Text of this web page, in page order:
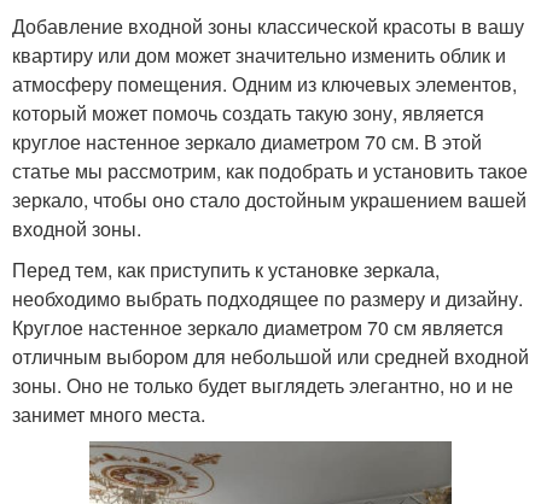
Добавление входной зоны классической красоты в вашу
квартиру или дом может значительно изменить облик и
атмосферу помещения. Одним из ключевых элементов,
который может помочь создать такую зону, является
круглое настенное зеркало диаметром 70 см. В этой
статье мы рассмотрим, как подобрать и установить такое
зеркало, чтобы оно стало достойным украшением вашей
входной зоны.
Перед тем, как приступить к установке зеркала,
необходимо выбрать подходящее по размеру и дизайну.
Круглое настенное зеркало диаметром 70 см является
отличным выбором для небольшой или средней входной
зоны. Оно не только будет выглядеть элегантно, но и не
занимет много места.